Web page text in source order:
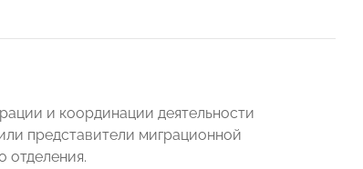
и координации деятельности
представители миграционной
отделения.